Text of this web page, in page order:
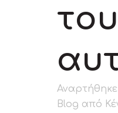
του
Αναρτήθηκε
Blog από